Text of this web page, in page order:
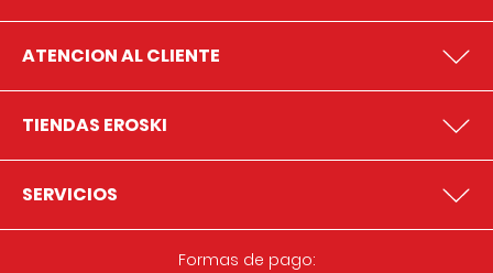
ATENCION AL CLIENTE
TIENDAS EROSKI
SERVICIOS
Formas de pago: